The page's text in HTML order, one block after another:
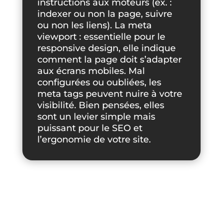
instructions aux moteurs (ex. :
indexer ou non la page, suivre
ou non les liens). La meta
viewport : essentielle pour le
responsive design, elle indique
comment la page doit s’adapter
aux écrans mobiles. Mal
configurées ou oubliées, les
meta tags peuvent nuire à votre
visibilité. Bien pensées, elles
sont un levier simple mais
puissant pour le SEO et
l’ergonomie de votre site.